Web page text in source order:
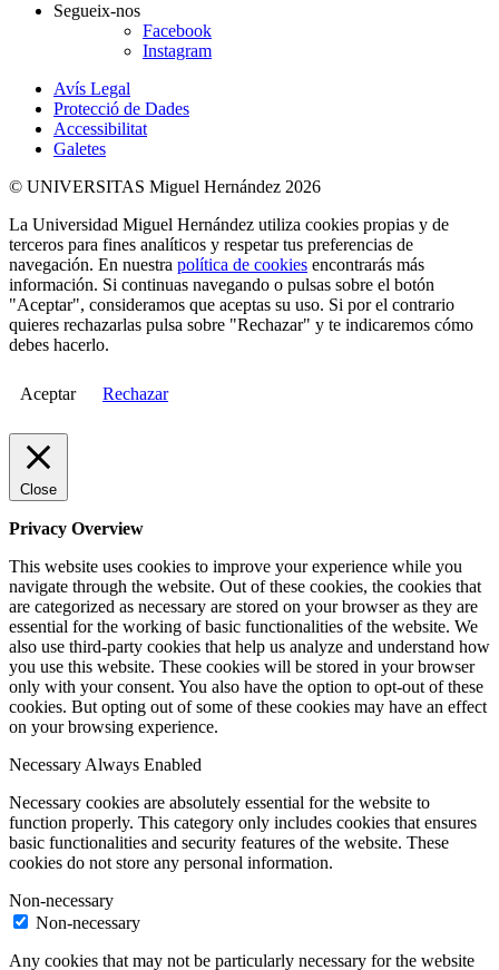
Segueix-nos
Facebook
Instagram
Avís Legal
Protecció de Dades
Accessibilitat
Galetes
© UNIVERSITAS Miguel Hernández 2026
La Universidad Miguel Hernández utiliza cookies propias y de
terceros para fines analíticos y respetar tus preferencias de
navegación. En nuestra política de cookies encontrarás más
información. Si continuas navegando o pulsas sobre el botón
"Aceptar", consideramos que aceptas su uso. Si por el contrario
quieres rechazarlas pulsa sobre "Rechazar" y te indicaremos cómo
debes hacerlo.
Aceptar Rechazar
Close
Privacy Overview
This website uses cookies to improve your experience while you
navigate through the website. Out of these cookies, the cookies that
are categorized as necessary are stored on your browser as they are
essential for the working of basic functionalities of the website. We
also use third-party cookies that help us analyze and understand how
you use this website. These cookies will be stored in your browser
only with your consent. You also have the option to opt-out of these
cookies. But opting out of some of these cookies may have an effect
on your browsing experience.
NecessaryAlways Enabled
Necessary cookies are absolutely essential for the website to
function properly. This category only includes cookies that ensures
basic functionalities and security features of the website. These
cookies do not store any personal information.
Non-necessary
Non-necessary
Any cookies that may not be particularly necessary for the website